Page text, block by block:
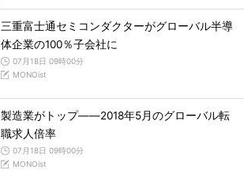
三重富士通セミコンダクターがグローバル半導
体企業の100％子会社に
07月18日 09時00分
MONOist
製造業がトップ――2018年5月のグローバル転
職求人倍率
07月18日 09時00分
MONOist